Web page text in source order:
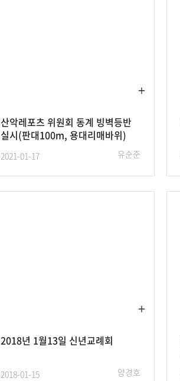
산악레포츠 위원회 동계 빙벽등반
실시(판대100m, 용대리매바위)
2021-01-17 유순준
2018년 1월13일 신년교례회
2018-01-15 양경호